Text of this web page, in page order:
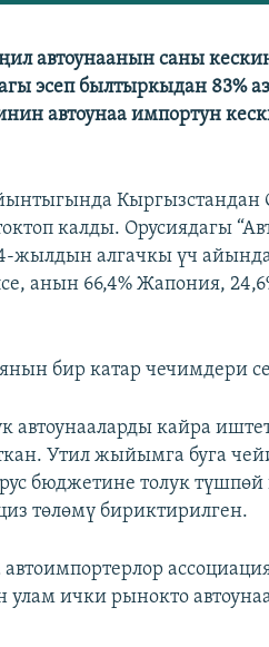
автоунаанын саны
эсеп былтыркыдан 83%
автоунаа импортун
Кыргызстандан
калды. Орусиядагы
жылдын алгачкы үч
анын 66,4% Жапония,
бир катар чечимдери
автоунааларды кайра
Утил жыйымга буга
бюджетине толук
төлөмү бириктирилген.
ички рынокто